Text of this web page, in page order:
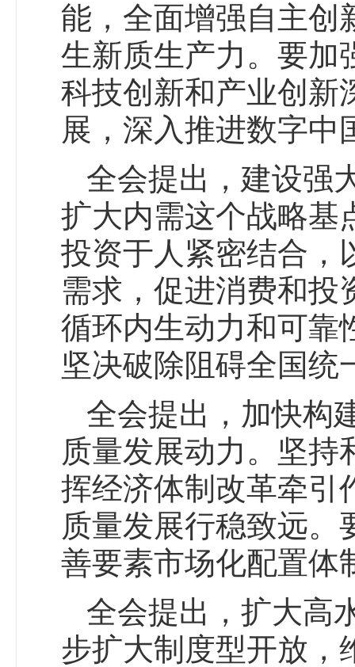
能，全面增强自主创
生新质生产力。要加
科技创新和产业创新
展，深入推进数字中
全会提出，建设强
扩大内需这个战略基
投资于人紧密结合，
需求，促进消费和投
循环内生动力和可靠
坚决破除阻碍全国统
全会提出，加快构
质量发展动力。坚持
挥经济体制改革牵引
质量发展行稳致远。
善要素市场化配置体
全会提出，扩大高
步扩大制度型开放，